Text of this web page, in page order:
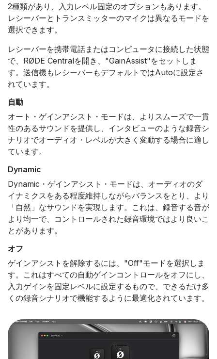
2種類があり、入力レベル固定のオプションもあります。
レシーバーとトランスミッターのマイクは異なるモードを
選択できます。
レシーバーを携帯電話またはコンピュータに接続した状態
で、RØDE Centralを開き、"GainAssist"をセットしま
す。送信機もレシーバーもデフォルトではAutoに設定さ
れています。
自動
オート・ゲインアシスト・モードは、よりスムーズで一貫
性のあるサウンドを提供し、インタビューのような録音シ
ナリオでオーディオ・レベルが大きく変動する場合に適し
ています。
Dynamic
Dynamic・ゲインアシスト・モードは、オーディオのダ
イナミクスをある程度維持しながらバランスをとり、より
「自然」なサウンドを実現します。これは、録音する音が
より均一で、コントロールされた録音環境ではより良いこ
とがあります。
オフ
ゲインアシストを解除するには、"Off"モードを選択しま
す。これはすべての自動ゲインコントロールをオフにし、
入力ゲインを固定レベルに設定するもので、できるだけ多
くの録音シナリオで機能するように最適化されています。